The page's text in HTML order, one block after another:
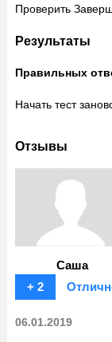
Проверить
Результаты
Правильных
Начать тест
Отзывы
Саша
+ 2
06.01.2019